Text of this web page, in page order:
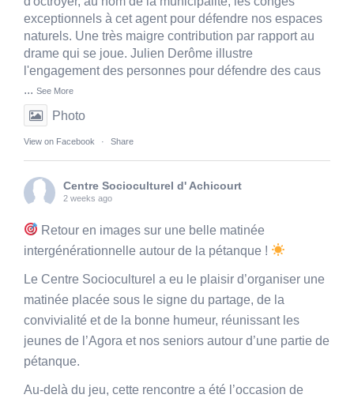
exceptionnels à cet agent pour défendre nos espaces
naturels. Une très maigre contribution par rapport au
drame qui se joue. Julien Derôme illustre
l'engagement des personnes pour défendre des caus
... See More
Photo
View on Facebook · Share
Centre Socioculturel d' Achicourt
2 weeks ago
Retour en images sur une belle matinée
intergénérationnelle autour de la pétanque !
Le Centre Socioculturel a eu le plaisir d’organiser une
matinée placée sous le signe du partage, de la
convivialité et de la bonne humeur, réunissant les
jeunes de l’Agora et nos seniors autour d’une partie de
pétanque.
Au-delà du jeu, cette rencontre a été l’occasion de